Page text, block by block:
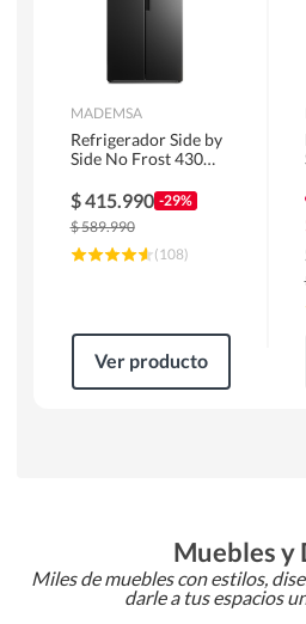
MADEMSA
Refrigerador Side by
Side No Frost 430
MAS430B
$415.990 -29%
$589.990
(108)
Ver producto
Muebles y
Miles de muebles con estilos,
darle a tus espacios